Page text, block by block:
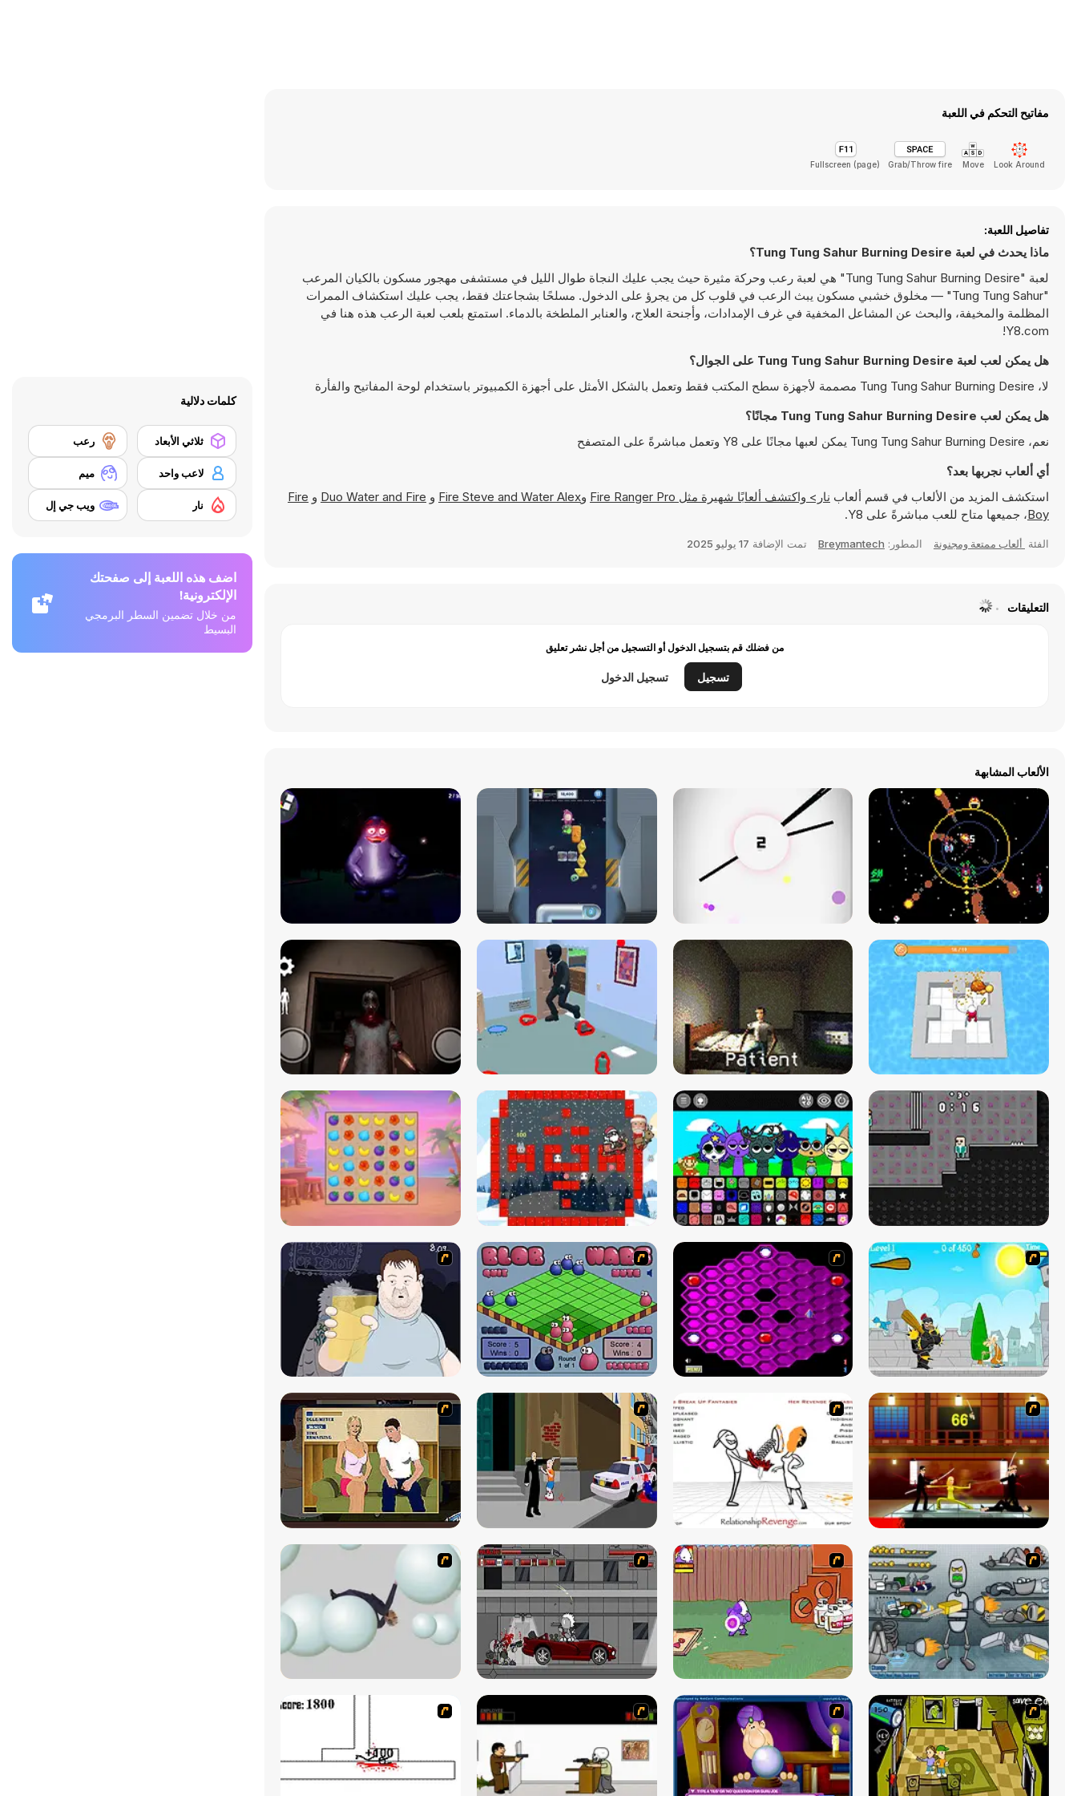
مفاتيح التحكم في اللعبة
Look Around
Move
Grab/Throw fire
Fullscreen (page)
تفاصيل اللعبة:
ماذا يحدث في لعبة Tung Tung Sahur Burning Desire؟
لعبة "Tung Tung Sahur Burning Desire" هي لعبة رعب وحركة مثيرة حيث يجب عليك النجاة طوال الليل في مستشفى مهجور مسكون بالكيان المرعب
"Tung Tung Sahur" — مخلوق خشبي مسكون يبث الرعب في قلوب كل من يجرؤ على الدخول. مسلحًا بشجاعتك فقط، يجب عليك استكشاف الممرات
المظلمة والمخيفة، والبحث عن المشاعل المخفية في غرف الإمدادات، وأجنحة العلاج، والعنابر الملطخة بالدماء. استمتع بلعب لعبة الرعب هذه هنا في
Y8.com!
هل يمكن لعب لعبة Tung Tung Sahur Burning Desire على الجوال؟
لا، Tung Tung Sahur Burning Desire مصممة لأجهزة سطح المكتب فقط وتعمل بالشكل الأمثل على أجهزة الكمبيوتر باستخدام لوحة المفاتيح والفأرة
هل يمكن لعب Tung Tung Sahur Burning Desire مجانًا؟
نعم، Tung Tung Sahur Burning Desire يمكن لعبها مجانًا على Y8 وتعمل مباشرةً على المتصفح
أي ألعاب نجربها بعد؟
استكشف المزيد من الألعاب في قسم ألعاب نار> واكتشف ألعابًا شهيرة مثل Fire Ranger Pro وFire Steve and Water Alex و Duo Water and Fire و Fire
Boy، جميعها متاح للعب مباشرةً على Y8.
الفئة ألعاب ممتعة ومجنونة المطور: Breymantech تمت الإضافة 17 يوليو 2025
التعليقات
من فضلك قم بتسجيل الدخول أو التسجيل من أجل نشر تعليق
تسجيل تسجيل الدخول
الألعاب المشابهة
كلمات دلالية
ثلاثي الأبعاد رعب
لاعب واحد ميم
نار ويب جي إل
اضف هذه اللعبة إلى صفحتك
الإلكترونية!
من خلال تضمين السطر البرمجي
البسيط